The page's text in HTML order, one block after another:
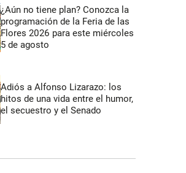
¿Aún no tiene plan? Conozca la
programación de la Feria de las
Flores 2026 para este miércoles
5 de agosto
Adiós a Alfonso Lizarazo: los
hitos de una vida entre el humor,
el secuestro y el Senado